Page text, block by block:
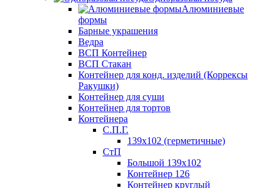
Алюминиевые
формы
Барные украшения
Ведра
ВСП Контейнер
ВСП Стакан
Контейнер для конд. изделий (Коррексы
Ракушки)
Контейнер для суши
Контейнер для тортов
Контейнера
С.П.Г.
139х102 (герметичные)
СтП
Большой 139х102
Контейнер 126
Контейнер круглый